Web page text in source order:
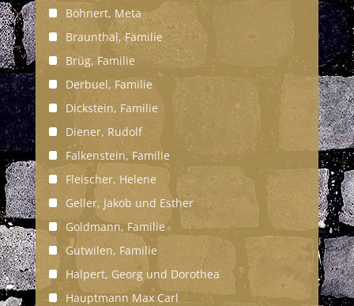
Böhnert, Meta
Braunthal, Familie
Brüg, Familie
Derbuel, Familie
Dickstein, Familie
Diener, Rudolf
Falkenstein, Familie
Fleischer, Helene
Geller, Jakob und Esther
Goldmann, Familie
Gutwilen, Familie
Halpert, Georg und Dorothea
Hauptmann Max Carl